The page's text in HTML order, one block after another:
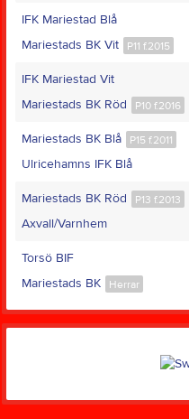
IFK Mariestad Blå
P11 f.2015
Mariestads BK Vit
IFK Mariestad Vit
P10 f.2016
Mariestads BK Röd
P15 f.2011
Mariestads BK Blå
Ulricehamns IFK Blå
P13 f.2013
Mariestads BK Röd
Axvall/Varnhem
Torsö BIF
Herrar
Mariestads BK